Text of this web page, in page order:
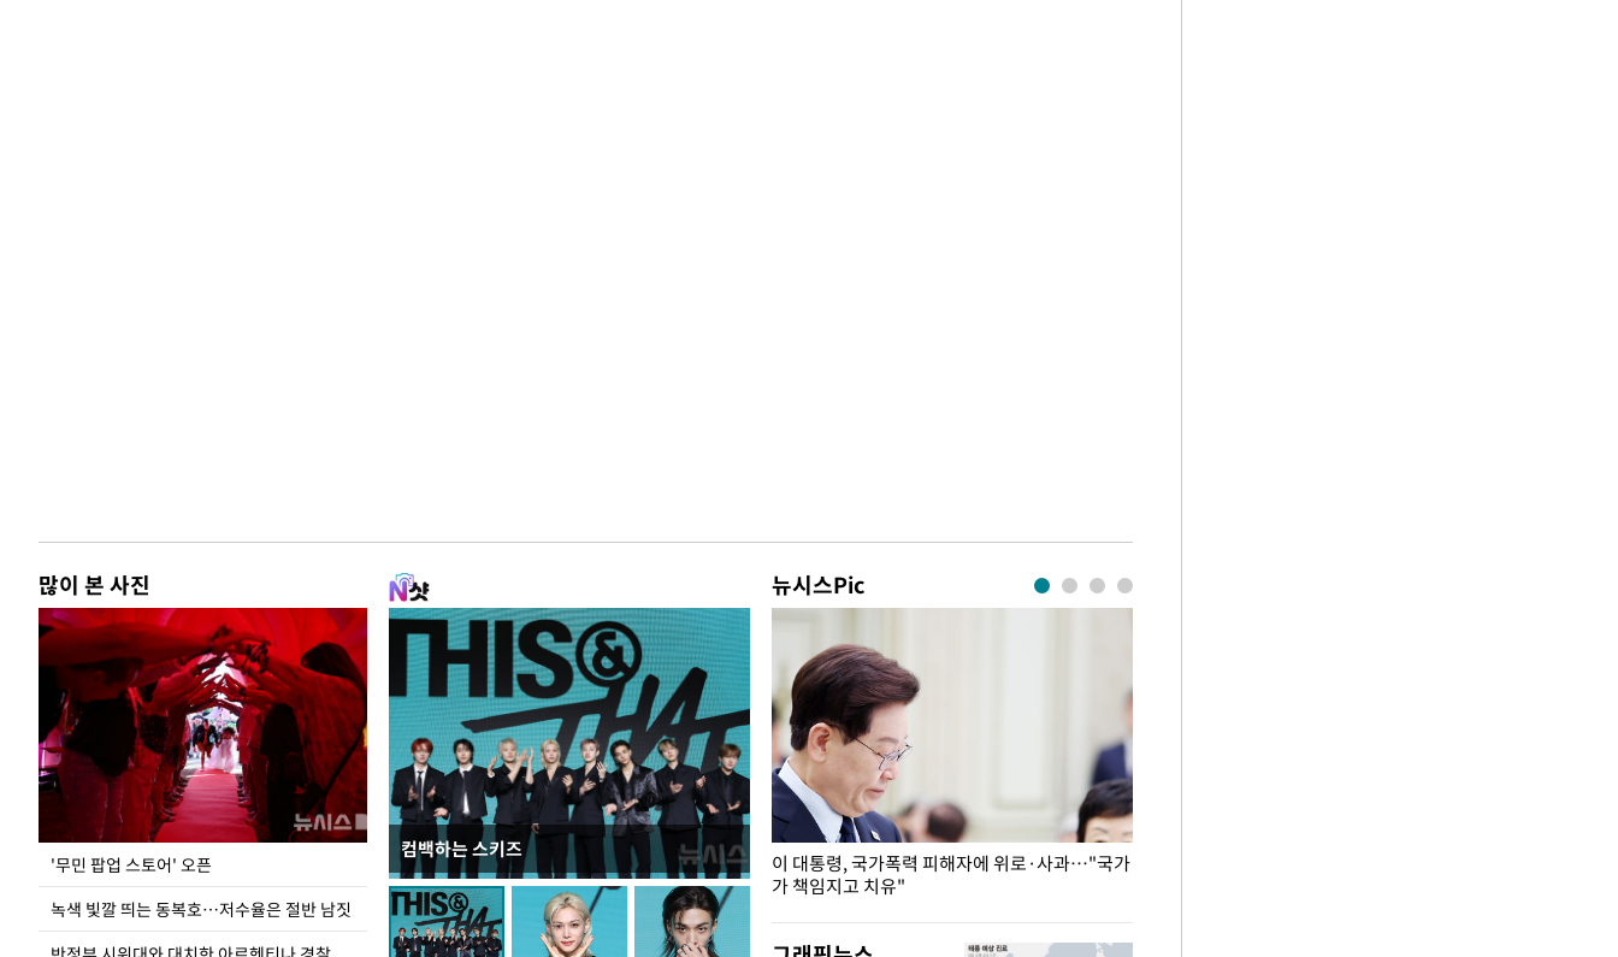
많이 본 사진
'무민 팝업 스토어' 오픈
녹색 빛깔 띄는 동복호…저수율은 절반 남짓
컴백하는 스키즈
뉴시스Pic
지석천 뒤덮은 개구리밥
이 대통령, 국가폭력 피해자에 위로·사과…"국가
가 책임지고 치유"